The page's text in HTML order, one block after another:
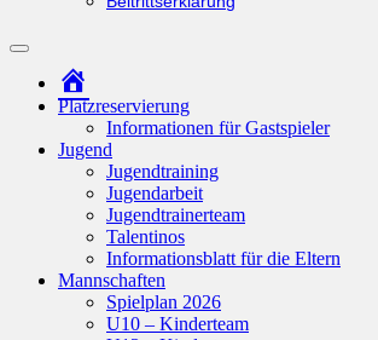
Suchfeld
ein-/ausblenden
Platzreservierung
Informationen für Gastspieler
Jugend
Jugendtraining
Jugendarbeit
Jugendtrainerteam
Talentinos
Informationsblatt für die Eltern
Mannschaften
Spielplan 2026
U10 – Kinderteam